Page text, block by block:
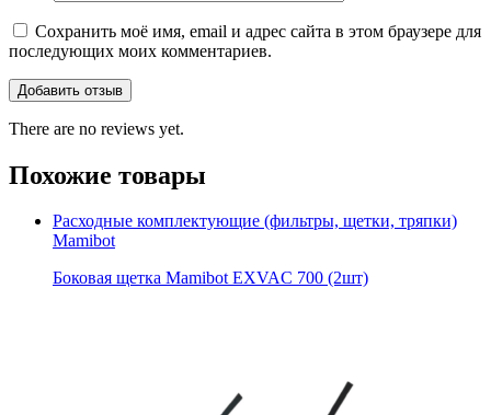
Сохранить моё имя, email и адрес сайта в этом браузере для
последующих моих комментариев.
There are no reviews yet.
Похожие товары
Расходные комплектующие (фильтры, щетки, тряпки)
Mamibot
Боковая щетка Mamibot EXVAC 700 (2шт)